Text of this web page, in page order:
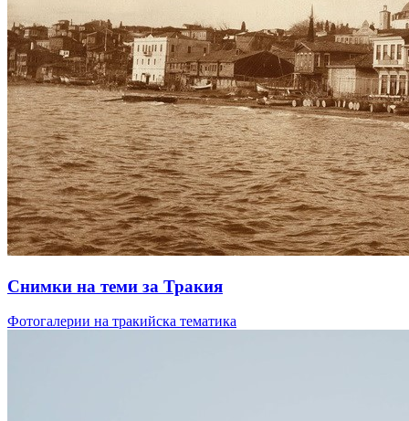
Снимки на теми за Тракия
Фотогалерии на тракийска тематика